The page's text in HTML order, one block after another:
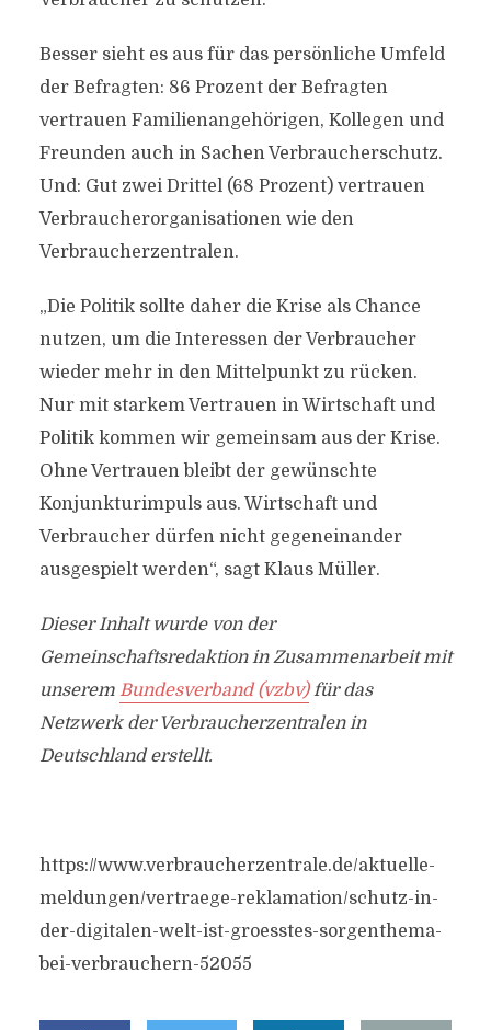
Besser sieht es aus für das persönliche Umfeld
der Befragten: 86 Prozent der Befragten
vertrauen Familienangehörigen, Kollegen und
Freunden auch in Sachen Verbraucherschutz.
Und: Gut zwei Drittel (68 Prozent) vertrauen
Verbraucherorganisationen wie den
Verbraucherzentralen.
„Die Politik sollte daher die Krise als Chance
nutzen, um die Interessen der Verbraucher
wieder mehr in den Mittelpunkt zu rücken.
Nur mit starkem Vertrauen in Wirtschaft und
Politik kommen wir gemeinsam aus der Krise.
Ohne Vertrauen bleibt der gewünschte
Konjunkturimpuls aus. Wirtschaft und
Verbraucher dürfen nicht gegeneinander
ausgespielt werden“, sagt Klaus Müller.
Dieser Inhalt wurde von der
Gemeinschaftsredaktion in Zusammenarbeit mit
unserem Bundesverband (vzbv)für das
Netzwerk der Verbraucherzentralen in
Deutschland erstellt.
https://www.verbraucherzentrale.de/aktuelle-
meldungen/vertraege-reklamation/schutz-in-
der-digitalen-welt-ist-groesstes-sorgenthema-
bei-verbrauchern-52055